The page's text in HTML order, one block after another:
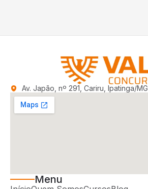
Av. Japão, nº 291, Cariru, Ipatinga/MG
Menu